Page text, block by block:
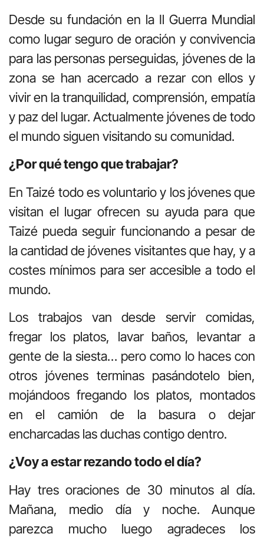
Desde su fundación en la Il Guerra Mundial
como lugar seguro de oración y convivencia
para las personas perseguidas, jóvenes de la
zona se han acercado a rezar con ellos y
vivir en la tranquilidad, comprensión, empatía
y paz del lugar. Actualmente jóvenes de todo
el mundo siguen visitando su comunidad.
¿Por qué tengo que trabajar?
En Taizé todo es voluntario y los jóvenes que
visitan el lugar ofrecen su ayuda para que
Taizé pueda seguir funcionando a pesar de
la cantidad de jóvenes visitantes que hay, y a
costes mínimos para ser accesible a todo el
mundo.
Los trabajos van desde servir comidas,
fregar los platos, lavar baños, levantar a
gente de la siesta… pero como lo haces con
otros jóvenes terminas pasándotelo bien,
mojándoos fregando los platos, montados
en el camión de la basura o dejar
encharcadas las duchas contigo dentro.
¿Voy a estar rezando todo el día?
Hay tres oraciones de 30 minutos al día.
Mañana, medio día y noche. Aunque
parezca mucho luego agradeces los